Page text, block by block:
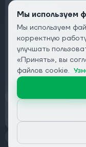
Подписаться
Email
Мы используем
Мы используем
корректную
улучшать
«Принять», вы
файлов cookie.